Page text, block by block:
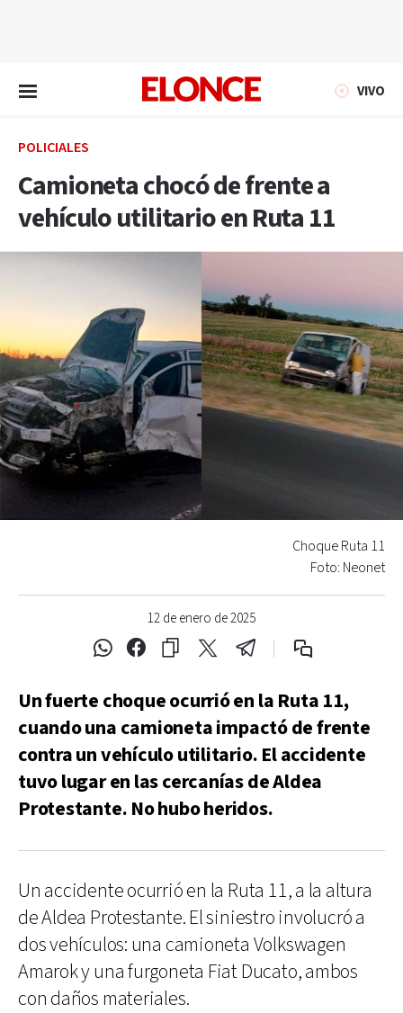
VIVO
POLICIALES
Camioneta chocó de frente a
vehículo utilitario en Ruta 11
12 de enero de 2025
Choque Ruta 11
Foto: Neonet
Un fuerte choque ocurrió en la Ruta 11,
cuando una camioneta impactó de frente
contra un vehículo utilitario. El accidente
tuvo lugar en las cercanías de Aldea
Protestante. No hubo heridos.
Un accidente ocurrió en la Ruta 11, a la altura
de Aldea Protestante. El siniestro involucró a
dos vehículos: una camioneta Volkswagen
Amarok y una furgoneta Fiat Ducato, ambos
con daños materiales.